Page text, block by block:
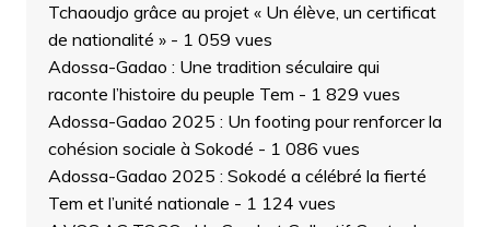
Tchaoudjo grâce au projet « Un élève, un certificat
de nationalité »- 1 059 vues
Adossa-Gadao : Une tradition séculaire qui
raconte l’histoire du peuple Tem - 1 829 vues
Adossa-Gadao 2025 : Un footing pour renforcer la
cohésion sociale à Sokodé - 1 086 vues
Adossa-Gadao 2025 : Sokodé a célébré la fierté
Tem et l’unité nationale - 1 124 vues